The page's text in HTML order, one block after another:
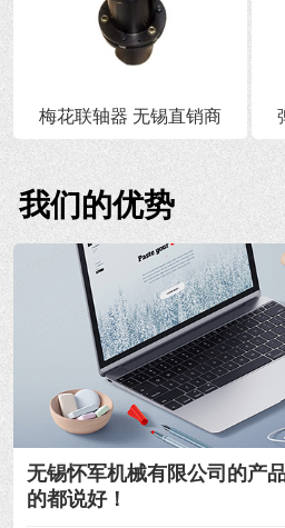
梅花联轴器 无锡直销商
我们的优势
无锡怀军机械有限公司的产
的都说好！